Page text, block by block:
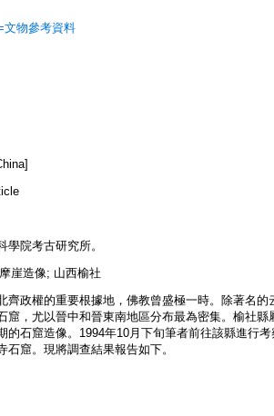
文物參考資料
學院考古研究所。
崖造像; 山西榆社
齊政權的重要根據地，佛教曾盛極一時。除著名
窟，尤以晉中和晉東南地區分布最為密集。榆社縣
的石窟造像。1994年10月下旬筆者前往該縣進行
石窟。現將調查結果報告如下。